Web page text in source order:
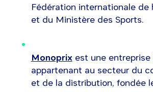
Fédération internationale de
et du Ministère des Sports.
Monoprix est une
appartenant au secteur du
et de la distribution, fondée